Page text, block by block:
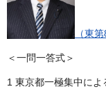
（東
＜一問一答式＞
1 東京都一極集中によ